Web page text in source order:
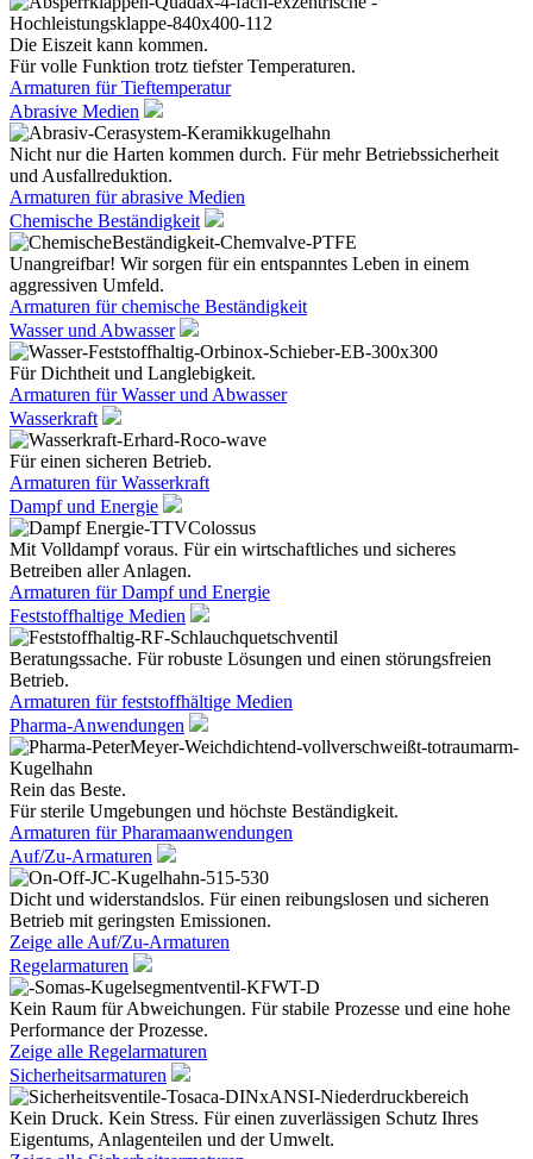
Die Eiszeit kann kommen.
Für volle Funktion trotz tiefster Temperaturen.
Armaturen für Tieftemperatur
Abrasive Medien
Nicht nur die Harten kommen durch. Für mehr Betriebssicherheit
und Ausfallreduktion.
Armaturen für abrasive Medien
Chemische Beständigkeit
Unangreifbar! Wir sorgen für ein entspanntes Leben in einem
aggressiven Umfeld.
Armaturen für chemische Beständigkeit
Wasser und Abwasser
Für Dichtheit und Langlebigkeit.
Armaturen für Wasser und Abwasser
Wasserkraft
Für einen sicheren Betrieb.
Armaturen für Wasserkraft
Dampf und Energie
Mit Volldampf voraus. Für ein wirtschaftliches und sicheres
Betreiben aller Anlagen.
Armaturen für Dampf und Energie
Feststoffhaltige Medien
Beratungssache. Für robuste Lösungen und einen störungsfreien
Betrieb.
Armaturen für feststoffhältige Medien
Pharma-Anwendungen
Rein das Beste.
Für sterile Umgebungen und höchste Beständigkeit.
Armaturen für Pharamaanwendungen
Auf/Zu-Armaturen
Dicht und widerstandslos. Für einen reibungslosen und sicheren
Betrieb mit geringsten Emissionen.
Zeige alle Auf/Zu-Armaturen
Regelarmaturen
Kein Raum für Abweichungen. Für stabile Prozesse und eine hohe
Performance der Prozesse.
Zeige alle Regelarmaturen
Sicherheitsarmaturen
Kein Druck. Kein Stress. Für einen zuverlässigen Schutz Ihres
Eigentums, Anlagenteilen und der Umwelt.